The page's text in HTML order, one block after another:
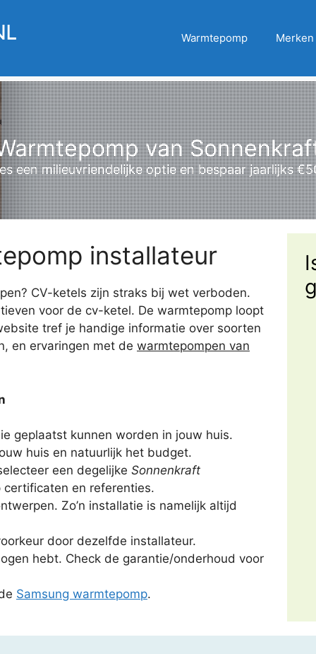
Warmtepomp Merken
van
een milieuvriendelijke optie en bespaar jaarlijks
installateur
CV-ketels zijn straks bij wet verboden.
voor de cv-ketel. De warmtepomp loopt
tref je handige informatie over soorten
en ervaringen met de warmtepompen van
geplaatst kunnen worden in jouw huis.
huis en natuurlijk het budget.
een degelijke Sonnenkraft
certificaten en referenties.
Zo’n installatie is namelijk altijd
door dezelfde installateur.
hebt. Check de garantie/onderhoud voor
Samsung warmtepomp.